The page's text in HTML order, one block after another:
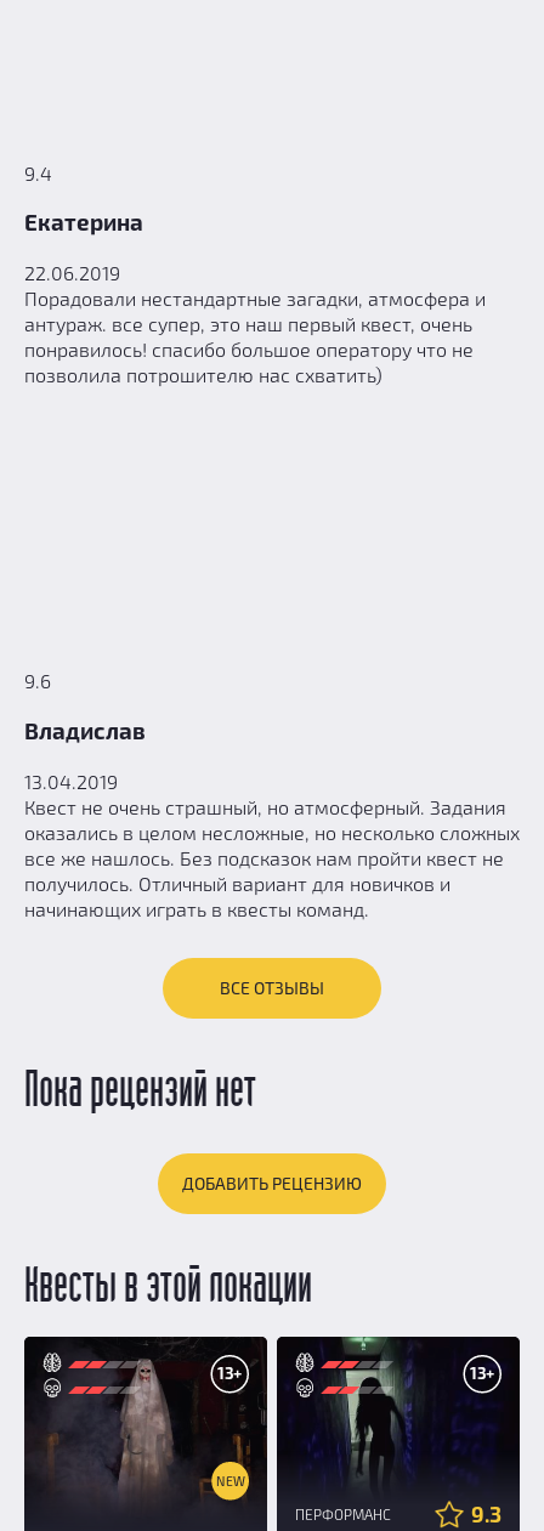
9.4
Екатерина
22.06.2019
Порадовали нестандартные загадки, атмосфера и
антураж. все супер, это наш первый квест, очень
понравилось! спасибо большое оператору что не
позволила потрошителю нас схватить)
9.6
Владислав
13.04.2019
Квест не очень страшный, но атмосферный. Задания
оказались в целом несложные, но несколько сложных
все же нашлось. Без подсказок нам пройти квест не
получилось. Отличный вариант для новичков и
начинающих играть в квесты команд.
ВСЕ ОТЗЫВЫ
Пока рецензий нет
ДОБАВИТЬ РЕЦЕНЗИЮ
Квесты в этой локации
13+
NEW
13+
ПЕРФОРМАНС 9.3